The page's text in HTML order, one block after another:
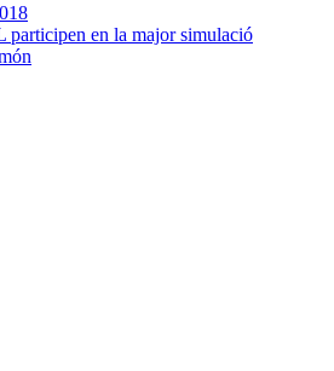
participen en la major simulació